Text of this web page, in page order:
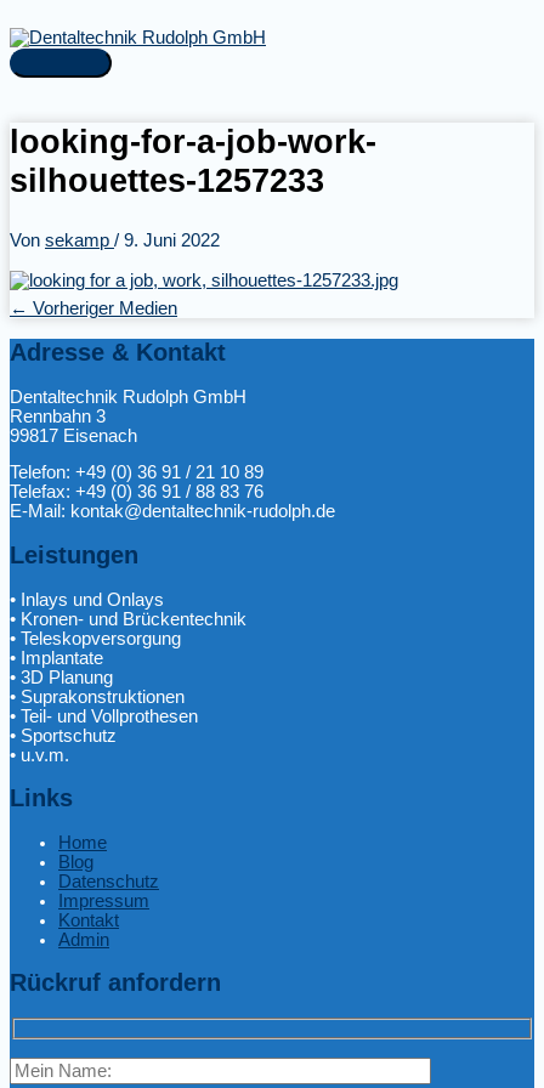
Inhalt
springen
Hauptmenü
looking-for-a-job-work-
silhouettes-1257233
Von sekamp / 9. Juni 2022
← Vorheriger Medien
Adresse & Kontakt
Dentaltechnik Rudolph GmbH
Rennbahn 3
99817 Eisenach
Telefon: +49 (0) 36 91 / 21 10 89
Telefax: +49 (0) 36 91 / 88 83 76
E-Mail: kontak@dentaltechnik-rudolph.de
Leistungen
• Inlays und Onlays
• Kronen- und Brückentechnik
• Teleskopversorgung
• Implantate
• 3D Planung
• Suprakonstruktionen
• Teil- und Vollprothesen
• Sportschutz
• u.v.m.
Links
Home
Blog
Datenschutz
Impressum
Kontakt
Admin
Rückruf anfordern